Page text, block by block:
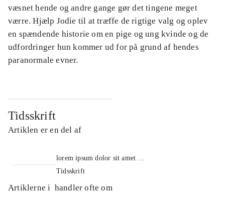
væsnet hende og andre gange gør det tingene meget
værre. Hjælp Jodie til at træffe de rigtige valg og oplev
en spændende historie om en pige og ung kvinde og de
udfordringer hun kommer ud for på grund af hendes
paranormale evner.
Tidsskrift
Artiklen er en del af
lorem ipsum dolor sit amet ...
Tidsskrift
Artiklerne i handler ofte om